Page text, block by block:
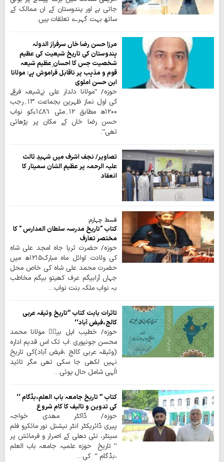
جاتی ہے اور ہندوستان کے ان ممالک کے
ساتھ بہت گہرے تعلقات ہیں۔
مرزا حسن رضا خاں سرفراز الدولہ
ہندوستان کی تاریخ شیعیت کی عظیم
شخصیت جس کا احسان ِعظیم شیعہ
قوم و مذہب پر ناقابل فراموش ہے: مولانا
ابن حسن املوی
حوزہ/ ’’مولانا دلدار علی نےشیعہ فرقے
کی اول نماز ظہرین بجماعت ۱۳؍رجب
۱۲۰۰ھ مطابق ۱۲؍مئی ۱۷۸۶ءکو نواب
حسن رضا خاں کے مکان پر پڑھائی
تھی‘‘۔
تصاویر/ نجف اشرف میں شہیدِ ثالث
علیہ الرحمہ پر عظیم الشان سمینار کا
انعقاد
قسط چہارم:
کتاب "تاریخ مدرسہ سلطان المدارس " کا
مختصر تعارف
حوزہ/ حضرت ثریا جاہ امجد علی شاہ
کی ولادت اوائل ماہ مبارک۱۲۱۵ھ میں
حضرت محمد علی شاہ کی خاص محل
جہاں آرابیگم عرف کھیتو بیگم مخاطب
بہ نواب ملکہ بنت نواب…
تاثرات بابت کتاب ’’تاریخ وثیقہ عربی
کالج،فیض آباد‘‘
حوزہ/ خطیب اہل بیتؑ مولانا محمد
محسن جونپوری :اب تک اس قدیم ادارہ
(وثیقہ عربی کالج ،فیض آباد)کی تاریخ
نہیں لکھی جا سکی تھی مگر تائید
الٰہی شامل حال ہوئی…
کتاب ’’ تاریخ جامعہ باب العلم،بڈگام ‘‘
کی تدوین و تالیف کا کام شروع
حوزہ/ ڈاکٹر مھدی خواجہ
پیری ڈائریکٹر انٹر نیشنل نور مائکرو فلم
سینٹر، نئی دھلی کے اصرار و فرمائش پر
’’ تاریخ حوزہ علمیہ جامعہ باب العلم
،بڈگام ‘‘ کی…